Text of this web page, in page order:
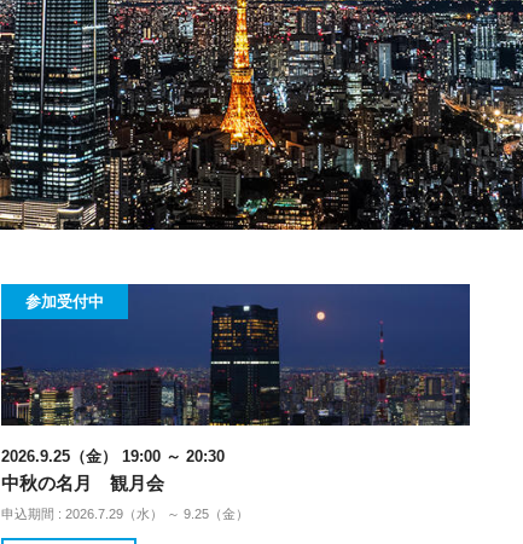
参加受付中
2026.9.25（金） 19:00 ～ 20:30
中秋の名月 観月会
申込期間 : 2026.7.29（水） ～ 9.25（金）